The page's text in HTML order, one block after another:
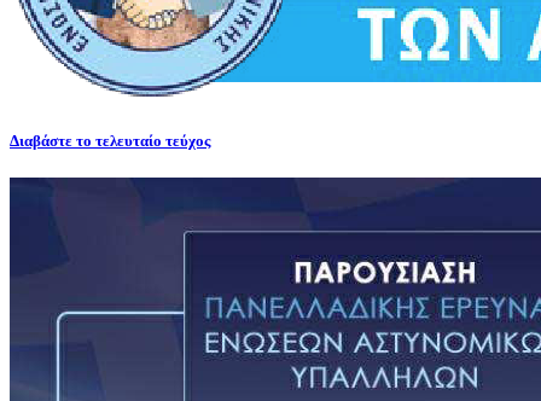
Διαβάστε το τελευταίο τεύχος